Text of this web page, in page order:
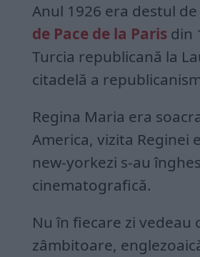
Anul 1926 era destul
de Pace de la Paris din
Turcia republicană la
citadelă a
Regina Maria era
America, vizita Reginei
new-yorkezi s-au
cinematografică.
Nu în fiecare zi vedeau
zâmbitoare,